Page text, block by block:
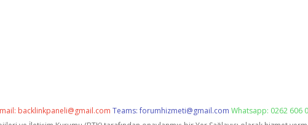
backlinkpaneli@gmail.com Teams:forumhizmeti@gmail.com Whatsapp: 0262 606